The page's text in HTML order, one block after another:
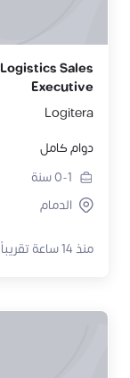
Logistics Sales
Executive
Logitera
دوام كامل
0-1سنة
الدمام
منذ 14 ساعة تقريباً